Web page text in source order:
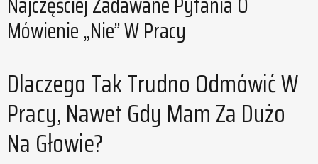
Mówienie „nie” W Pracy
Dlaczego Tak Trudno Odmówić W
Pracy, Nawet Gdy Mam Za Dużo
Na Głowie?